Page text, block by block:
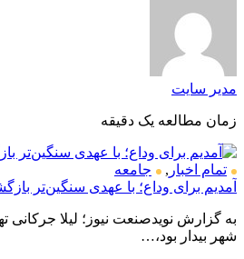
مدیر سایت
زمان مطالعه یک دقیقه
تمام اخبار ,
جامعه
آمدیم برای وداع؛ با عهدی سنگین‌تر
به گزارش نویدصنعت نیوز؛ لیلا جرکانی
شهر بیدار بود،…